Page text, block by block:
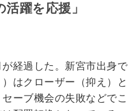
躍を応援」
経過した。新宮市出身で
はクローザー（抑え）と
ーブ機会の失敗などでこ